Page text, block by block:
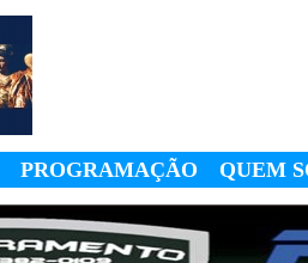
PROGRAMAÇÃO QUEM